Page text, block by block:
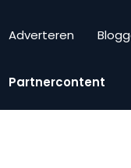
Adverteren
Partnercontent